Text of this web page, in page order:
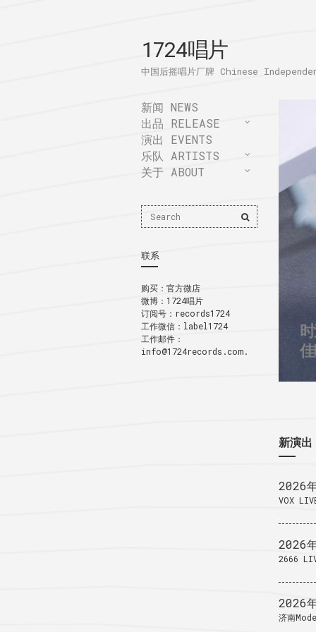
1724唱片
中国后摇唱片厂牌 Chinese
新闻 NEWS
出品 RELEASE
演出 EVENTS
乐队 ARTISTS
关于 ABOUT
Search
for:
Search
联系
购买： 官方微店
微博： 1724唱片
订阅号：records1724
工作微信：label1724
工作邮件：
info@1724records.com.
新演出
2026
VOX
2026
2666
2026
济南